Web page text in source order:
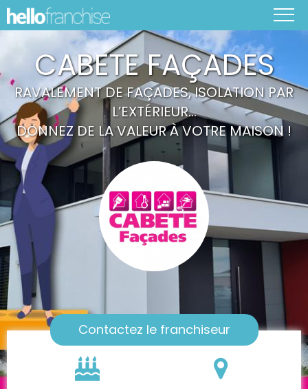
CABETE FAÇADES
RAVALEMENT DE FAÇADES, ISOLATION PAR
L’EXTÉRIEUR…
DONNEZ DE LA VALEUR À VOTRE MAISON !
Contactez le franchiseur